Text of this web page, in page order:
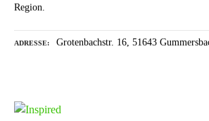
Region.
ADRESSE Grotenbachstr. 16, 51643